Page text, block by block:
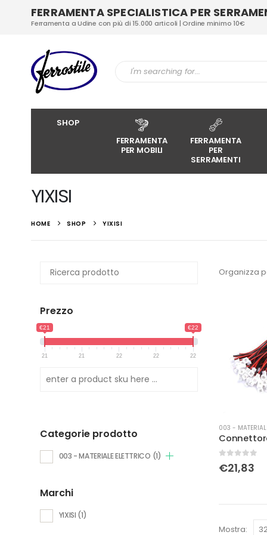
FERRAMENTA SPECIALISTICA PER
Ferramenta a Udine con più di 15.000 articoli | Ordine minimo 10€
SHOP
FERRAMENTA
PER MOBILI
FERRAMENTA
PER
SERRAMENTI
YIXISI
HOME SHOP YIXISI
Organizza
003 -
€21,83
Mostra:
Prezzo
€21 €22
21 21 22 22 22
Categorie prodotto
003 - MATERIALE ELETTRICO (1)
Marchi
YIXISI (1)